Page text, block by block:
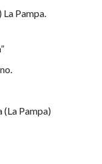
Pampa.
Pampa)